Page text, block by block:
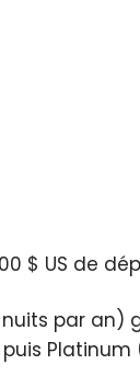
$ US de
par an)
puis